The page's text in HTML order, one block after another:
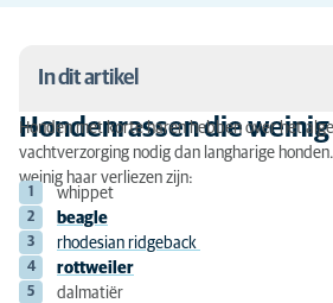
In dit artikel
Hondenrassen die weinig
Hondenrassen die weinig
Hondenrassen die weinig
Hondenrassen die weinig
Hondenrassen die
Honden met korte haren hebben over het
vachtverzorging nodig dan langharige
weinig haar verliezen zijn:
whippet
beagle
rhodesian ridgeback
rottweiler
dalmatiër